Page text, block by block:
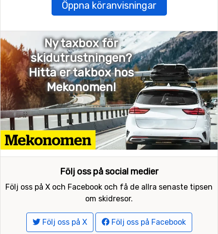
Öppna köranvisningar
Ny taxbox för
skidutrustningen?
Hitta er takbox hos
Mekonomen!
Följ oss på social medier
Följ oss på X och Facebook och få de allra senaste tipsen
om skidresor.
Följ oss på X Följ oss på Facebook